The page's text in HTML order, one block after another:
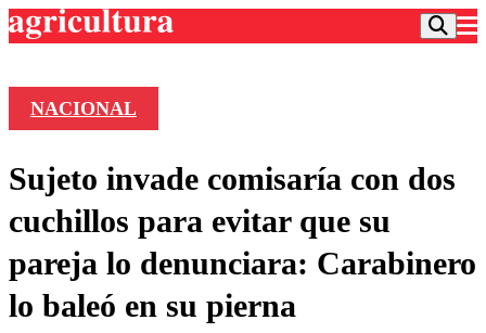
Frecuencias
Agricultura TV
Deportes
Colo Colo
Motor
Entretención
Vida Social
NACIONAL
Sujeto invade comisaría con dos
cuchillos para evitar que su
pareja lo denunciara: Carabinero
lo baleó en su pierna